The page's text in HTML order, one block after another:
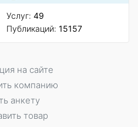
Услуг: 49
Публикаций: 15157
на сайте
компанию
анкету
товар